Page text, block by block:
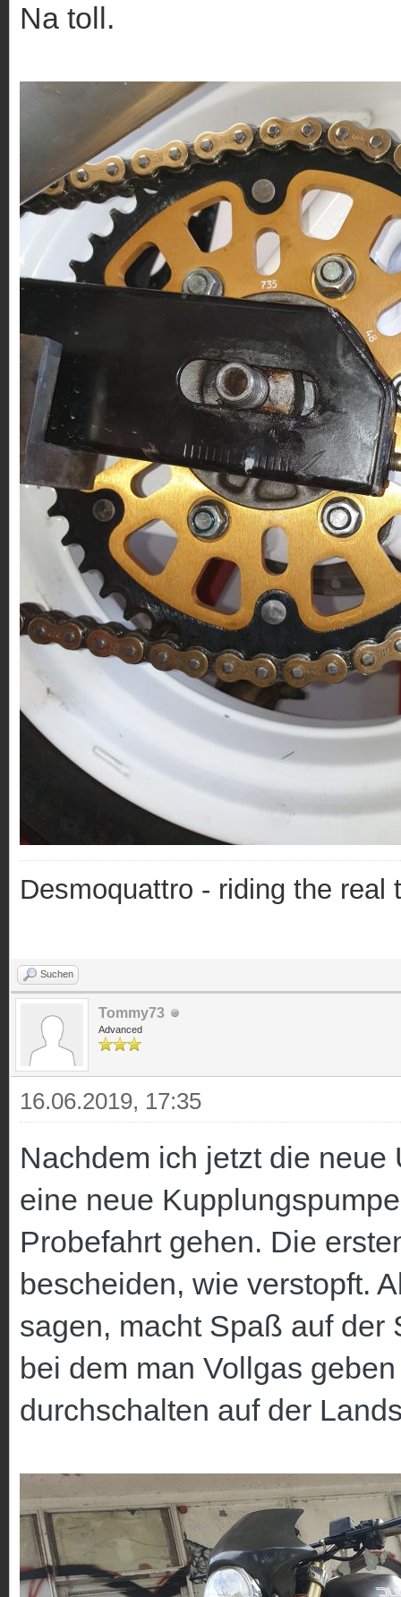
Na toll.
Desmoquattro - riding the real
Suchen
Tommy73
Advanced
16.06.2019, 17:35
Nachdem ich jetzt die
eine neue
Probefahrt gehen. Die
bescheiden, wie verstopft.
sagen, macht Spaß auf der
bei dem man Vollgas
durchschalten auf der